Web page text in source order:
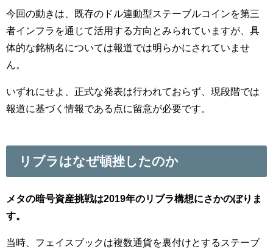
今回の動きは、既存のドル連動型ステーブルコインを第三
者インフラを通じて活用する方向とみられていますが、具
体的な銘柄名については報道では明らかにされていませ
ん。
いずれにせよ、正式な発表は行われておらず、現段階では
報道に基づく情報である点に留意が必要です。
リブラはなぜ頓挫したのか
メタの暗号資産挑戦は2019年のリブラ構想にさかのぼりま
す。
当時、フェイスブックは複数通貨を裏付けとするステーブ